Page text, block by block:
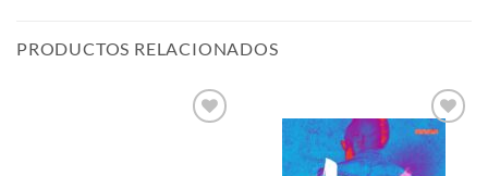
PRODUCTOS RELACIONADOS
Añadir